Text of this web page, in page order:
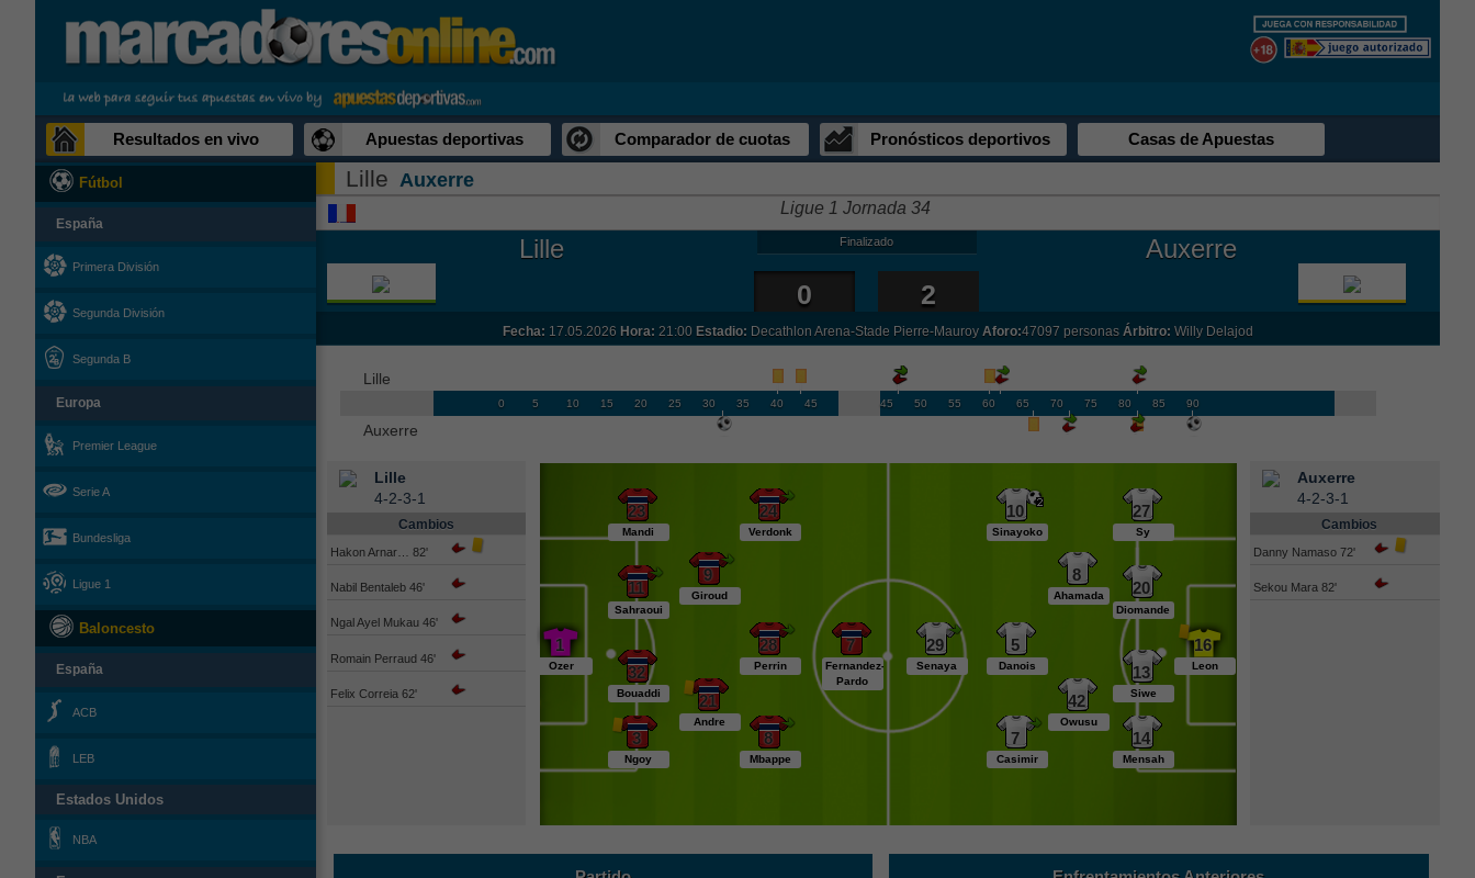
Resultados en vivo Apuestas deportivas Comparador de cuotas Pronósticos deportivos Casas de Apuestas
Fútbol
España
Primera División
Segunda División
Segunda B
Europa
Premier League
Serie A
Bundesliga
Ligue 1
Baloncesto
España
ACB
LEB
Estados Unidos
NBA
Lille Auxerre
Ligue 1 Jornada 34
Lille Finalizado Auxerre
0 2
Fecha: 17.05.2026 Hora: 21:00 Estadio: Decathlon Arena-Stade Pierre-Mauroy Aforo:47097 personas Árbitro: Willy Delajod
Lille
0 5 10 15 20 25 30 35 40 45 45 50 55 60 65 70 75 80 85 90
Auxerre
Lille
4-2-3-1
Cambios
Hakon Arnar… 82'
Nabil Bentaleb 46'
Ngal Ayel Mukau 46'
Romain Perraud 46'
Felix Correia 62'
23
Mandi
24
Verdonk
9
Giroud
11
Sahraoui
1
Ozer
28
Perrin
7
Fernandez-
Pardo
32
Bouaddi 21
Andre
3
Ngoy
8
Mbappe
14
Mensah
7
Casimir
42
Owusu
13
Siwe
16
Leon
5
Danois
29
Senaya
20
Diomande
8
Ahamada
27
Sy
10
Sinayoko
Auxerre
4-2-3-1
Cambios
Danny Namaso 72'
Sekou Mara 82'